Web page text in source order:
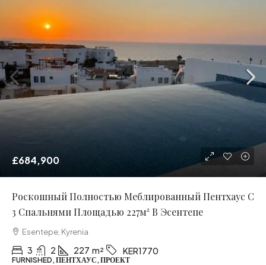
£684,900
Роскошный Полностью Меблированный Пентхаус С
3 Спальнями Площадью 227м² В Эсентепе
Esentepe, Kyrenia
3 2 227 m² KER1770
FURNISHED, ПЕНТХАУС, ПРОЕКТ